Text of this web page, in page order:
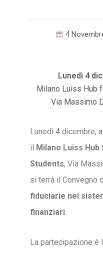
4
Lunedì 4
Milano Luiss Hub
Via Massimo
Lunedì 4 dicembre,
il Milano Luiss
Students, Via
si terrà il Convegno
fiduciarie nel
finanziari.
La partecipazione è